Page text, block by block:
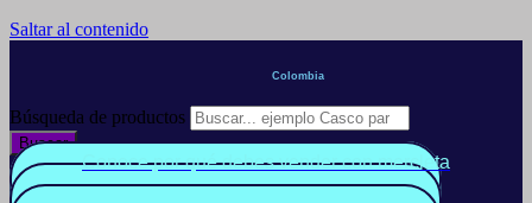
Saltar al contenido
Colombia
Búsqueda de productos
Buscar
Conoce por qué debes vender con mercleta
Quiero Vender